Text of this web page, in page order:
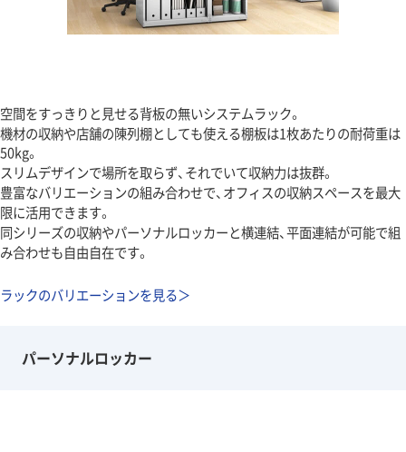
空間をすっきりと見せる背板の無いシステムラック。
機材の収納や店舗の陳列棚としても使える棚板は1枚あたりの耐荷重は
50kg。
スリムデザインで場所を取らず、それでいて収納力は抜群。
豊富なバリエーションの組み合わせで、オフィスの収納スペースを最大
限に活用できます。
同シリーズの収納やパーソナルロッカーと横連結、平面連結が可能で組
み合わせも自由自在です。
ラックのバリエーションを見る＞
パーソナルロッカー